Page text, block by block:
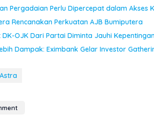
Pergadaian Perlu Dipercepat dalam Akses
Rencanakan Perkuatan AJB Bumiputera
OJK Dari Partai Diminta Jauhi
Dampak: Eximbank Gelar Investor
Astra